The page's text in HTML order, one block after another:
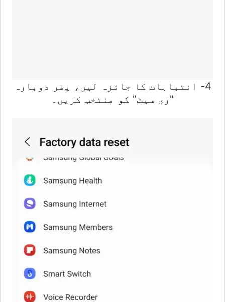
4- انتباہات کا جائزہ لیں، پھر دوبارہ
"ری سیٹ” کو منتخب کریں۔